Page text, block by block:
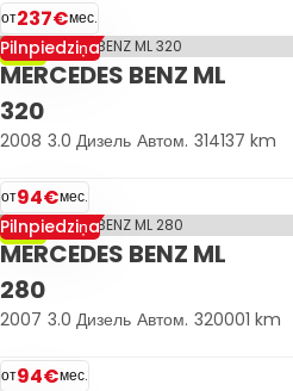
от237€мес.
-17%
Pilnpiedziņa
MERCEDES BENZ ML
320
2008 3.0 Дизель Автом. 314137 km
от94€мес.
-17%
Pilnpiedziņa
MERCEDES BENZ ML
280
2007 3.0 Дизель Автом. 320001 km
от94€мес.